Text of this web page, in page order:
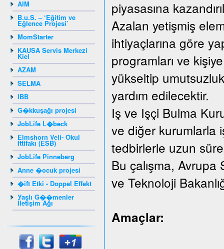
AIM
B.u.S. – ‘Eğitim ve
Eğlence Projesi’
MomStarter
KAUSA Servis Merkezi
Kiel
AZAM
SELMA
IBB
G�kkuşağı projesi
JobLife L�beck
Elmshorn Veli- Okul
İttifakı (ESB)
JobLife Pinneberg
Anne �ocuk projesi
�ift Etki - Doppel Effekt
Yaşlı G��menler
İletişim Ağı
piyasasına
Azalan yetişmiş
ihtiyaçlarına göre
programları ve
yükseltip
yardım edilecektir.
Iş ve Işçi Bulma
ve diğer kurumlarla
tedbirlerle uzun
Bu çalışma, Avrupa
ve Teknoloji
Amaçlar: